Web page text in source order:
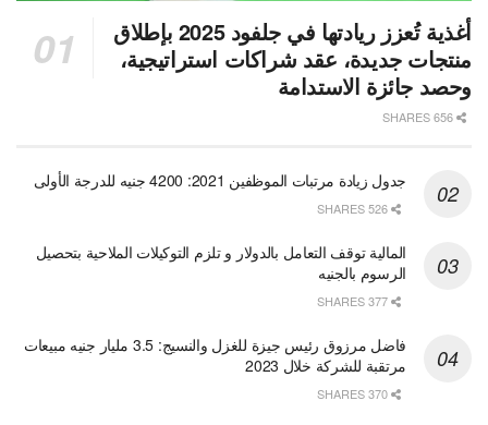
أغذية تُعزز ريادتها في جلفود 2025 بإطلاق
منتجات جديدة، عقد شراكات استراتيجية،
وحصد جائزة الاستدامة
جدول زيادة مرتبات الموظفين 2021: 4200 جنيه للدرجة الأولى
المالية توقف التعامل بالدولار و تلزم التوكيلات الملاحية بتحصيل
الرسوم بالجنيه
فاضل مرزوق رئيس جيزة للغزل والنسيج: 3.5 مليار جنيه مبيعات
مرتقبة للشركة خلال 2023